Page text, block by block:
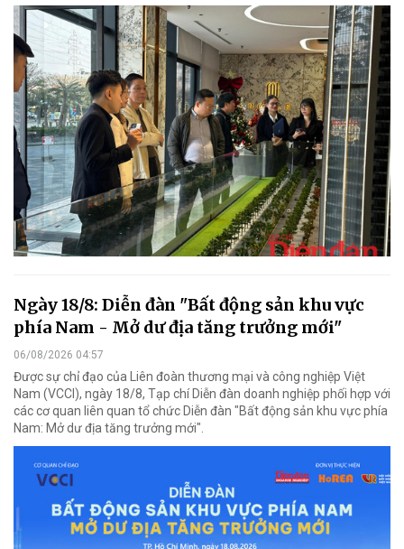
Ngày 18/8: Diễn đàn "Bất động sản khu vực
phía Nam - Mở dư địa tăng trưởng mới"
06/08/2026 04:57
Được sự chỉ đạo của Liên đoàn thương mại và công nghiệp Việt
Nam (VCCI), ngày 18/8, Tạp chí Diễn đàn doanh nghiệp phối hợp với
các cơ quan liên quan tổ chức Diễn đàn "Bất động sản khu vực phía
Nam: Mở dư địa tăng trưởng mới".